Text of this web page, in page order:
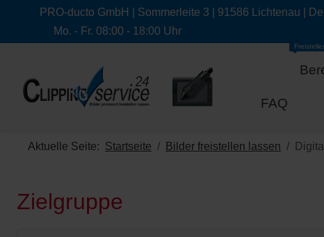
PRO-ducto GmbH | Sommerleite 3 | 91586 Lichtenau |
Mo. - Fr. 08:00 - 18:00 Uhr
Freisteller
FAQ
Aktuelle Seite: Startseite Bilder freistellen lassen
Zielgruppe